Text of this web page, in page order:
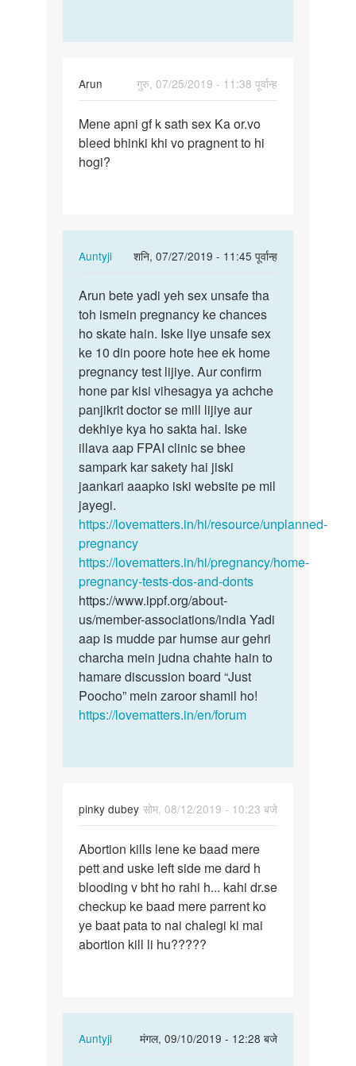
Arun
गुरु, 07/25/2019 - 11:38 पूर्वान्ह
Mene
apni
gf
Mene apni gf k sath sex Ka or.vo
bleed bhinki khi vo pragnent to hi
hogi?
Auntyji
शनि, 07/27/2019 - 11:45 पूर्वान्ह
In
to
Mene
apni
gf
k
sath
sex
Ka…
by
Arun
Arun
bete
yadi
yeh
sex…
Arun bete yadi yeh sex unsafe tha
toh ismein pregnancy ke chances
ho skate hain. Iske liye unsafe sex
ke 10 din poore hote hee ek home
pregnancy test lijiye. Aur confirm
hone par kisi vihesagya ya achche
panjikrit doctor se mill lijiye aur
dekhiye kya ho sakta hai. Iske
illava aap FPAI clinic se bhee
sampark kar sakety hai jiski
jaankari aaapko iski website pe mil
jayegi.
https://lovematters.in/hi/resource/unplanned-
pregnancy
https://lovematters.in/hi/pregnancy/home-
pregnancy-tests-dos-and-donts
https://www.ippf.org/about-
us/member-associations/india Yadi
aap is mudde par humse aur gehri
charcha mein judna chahte hain to
hamare discussion board “Just
Poocho” mein zaroor shamil ho!
https://lovematters.in/en/forum
pinky dubey सोम, 08/12/2019 - 10:23 बजे
Abortion
kills
lene
ke
baad…
Abortion kills lene ke baad mere
pett and uske left side me dard h
blooding v bht ho rahi h... kahi dr.se
checkup ke baad mere parrent ko
ye baat pata to nai chalegi ki mai
abortion kill li hu?????
Auntyji
मंगल, 09/10/2019 - 12:28 बजे
In